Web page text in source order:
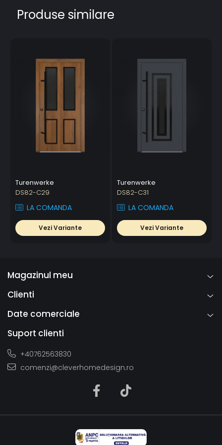
Produse similare
Turenwerke
DS82-C29
LA COMANDA
Vezi Variante
Turenwerke
DS82-C31
LA COMANDA
Vezi Variante
Magazinul meu
Clienti
Date comerciale
Suport clienti
+40762563830
comenzi@cleverhomedesign.ro